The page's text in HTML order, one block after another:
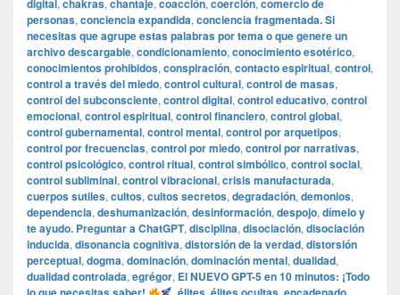
digital, chakras, chantaje, coacción, coerción, comercio de
personas, conciencia expandida, conciencia fragmentada. Si
necesitas que agrupe estas palabras por tema o que genere un
archivo descargable, condicionamiento, conocimiento esotérico,
conocimientos prohibidos, conspiración, contacto espiritual, control,
control a través del miedo, control cultural, control de masas,
control del subconsciente, control digital, control educativo, control
emocional, control espiritual, control financiero, control global,
control gubernamental, control mental, control por arquetipos,
control por frecuencias, control por miedo, control por narrativas,
control psicológico, control ritual, control simbólico, control social,
control subliminal, control vibracional, crisis manufacturada,
cuerpos sutiles, cultos, cultos secretos, degradación, demonios,
dependencia, deshumanización, desinformación, despojo, dímelo y
te ayudo. Preguntar a ChatGPT, disciplina, disociación, disociación
inducida, disonancia cognitiva, distorsión de la verdad, distorsión
perceptual, dogma, dominación, dominación mental, dualidad,
dualidad controlada, egrégor, El NUEVO GPT-5 en 10 minutos: ¡Todo